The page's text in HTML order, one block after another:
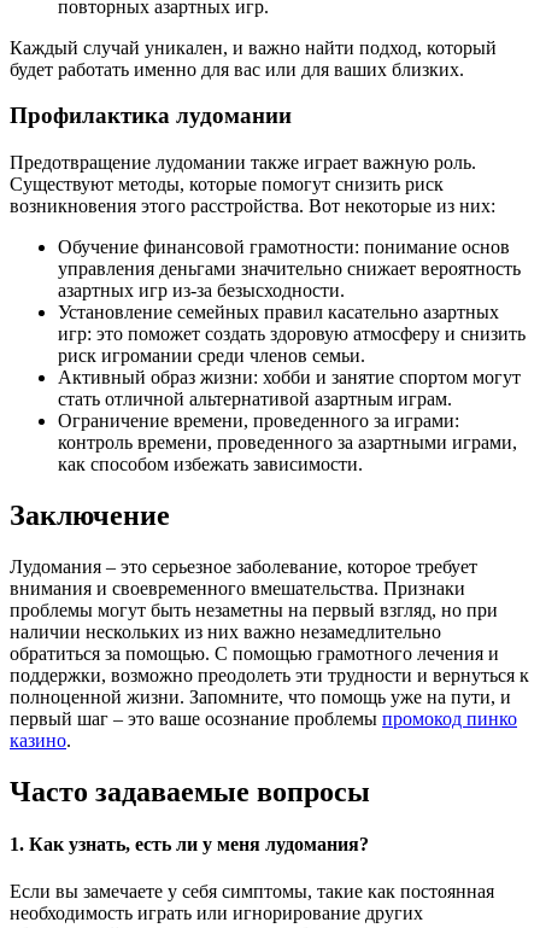
повторных азартных игр.
Каждый случай уникален, и важно найти подход, который
будет работать именно для вас или для ваших близких.
Профилактика лудомании
Предотвращение лудомании также играет важную роль.
Существуют методы, которые помогут снизить риск
возникновения этого расстройства. Вот некоторые из них:
Обучение финансовой грамотности: понимание основ
управления деньгами значительно снижает вероятность
азартных игр из-за безысходности.
Установление семейных правил касательно азартных
игр: это поможет создать здоровую атмосферу и снизить
риск игромании среди членов семьи.
Активный образ жизни: хобби и занятие спортом могут
стать отличной альтернативой азартным играм.
Ограничение времени, проведенного за играми:
контроль времени, проведенного за азартными играми,
как способом избежать зависимости.
Заключение
Лудомания – это серьезное заболевание, которое требует
внимания и своевременного вмешательства. Признаки
проблемы могут быть незаметны на первый взгляд, но при
наличии нескольких из них важно незамедлительно
обратиться за помощью. С помощью грамотного лечения и
поддержки, возможно преодолеть эти трудности и вернуться к
полноценной жизни. Запомните, что помощь уже на пути, и
первый шаг – это ваше осознание проблемы промокод пинко
казино.
Часто задаваемые вопросы
1. Как узнать, есть ли у меня лудомания?
Если вы замечаете у себя симптомы, такие как постоянная
необходимость играть или игнорирование других